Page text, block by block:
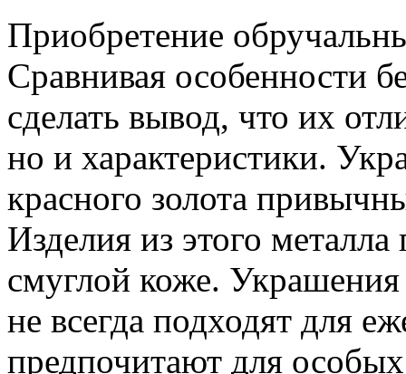
Приобретение
Сравнивая особенности
сделать вывод, что их
но и характеристики.
красного золота
Изделия из этого
смуглой коже. Украшения
не всегда подходят для
предпочитают для